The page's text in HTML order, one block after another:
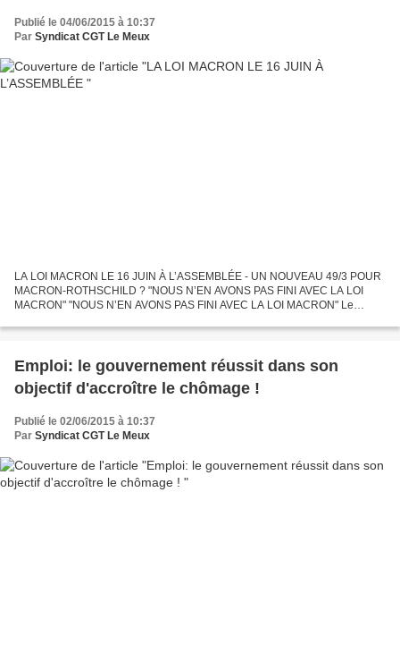
Publié le 04/06/2015 à 10:37
Par Syndicat CGT Le Meux
LA LOI MACRON LE 16 JUIN À L’ASSEMBLÉE - UN NOUVEAU 49/3 POUR
MACRON-ROTHSCHILD ? "NOUS N’EN AVONS PAS FINI AVEC LA LOI
MACRON" "NOUS N’EN AVONS PAS FINI AVEC LA LOI MACRON" Le
évoluer...
Emploi: le gouvernement réussit dans son
objectif d'accroître le chômage !
Publié le 02/06/2015 à 10:37
Par Syndicat CGT Le Meux